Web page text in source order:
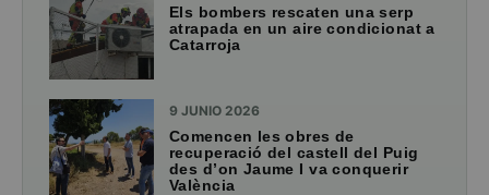
Els bombers rescaten una serp
atrapada en un aire condicionat a
Catarroja
9 JUNIO 2026
Comencen les obres de
recuperació del castell del Puig
des d’on Jaume I va conquerir
València